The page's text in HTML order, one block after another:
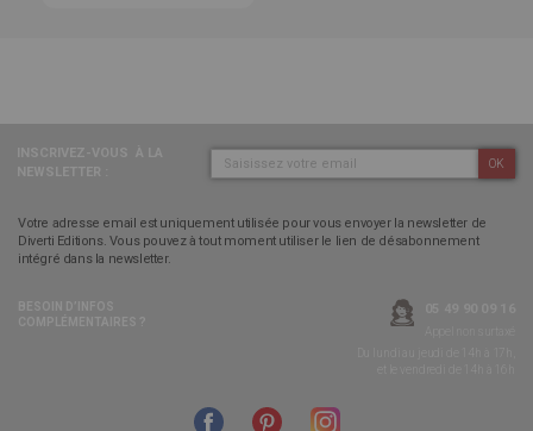
OK
Votre adresse email est uniquement utilisée pour vous envoyer la newsletter de
Diverti Editions. Vous pouvez à tout moment utiliser le lien de désabonnement
intégré dans la newsletter.